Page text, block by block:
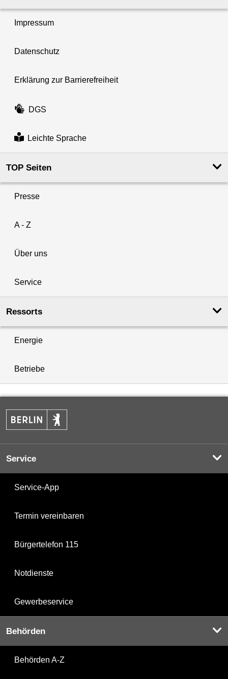
Impressum
Datenschutz
Erklärung zur Barrierefreiheit
DGS
Leichte Sprache
TOP Seiten
Presse
A - Z
Über uns
Service
Ressorts
Energie
Betriebe
Service
Service-App
Termin vereinbaren
Bürgertelefon 115
Notdienste
Gewerbeservice
Behörden
Behörden A-Z